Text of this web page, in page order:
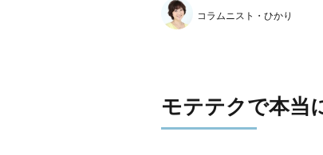
コラムニスト・ひかり
モテテクで本当